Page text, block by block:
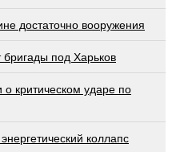
достаточно вооружения
под Харьков
критическом ударе по
коллапс